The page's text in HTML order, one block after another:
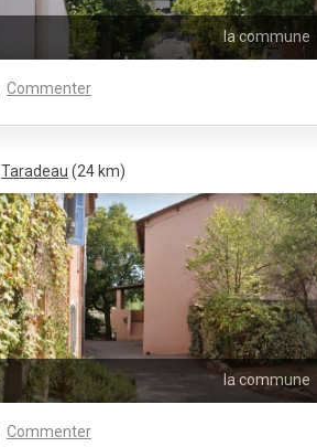
la commune
Commenter
Taradeau (24 km)
la commune
Commenter